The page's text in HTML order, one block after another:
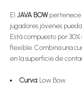
El JAVA BOWpertenece
jugadores jóvenes
Está compuesto por
flexible. Combina una
en la superficie de
Curva: Low Bow